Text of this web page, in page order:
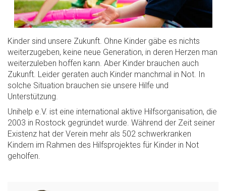
Kinder sind unsere Zukunft. Ohne Kinder gäbe es nichts
weiterzugeben, keine neue Generation, in deren Herzen man
weiterzuleben hoffen kann. Aber Kinder brauchen auch
Zukunft. Leider geraten auch Kinder manchmal in Not. In
solche Situation brauchen sie unsere Hilfe und
Unterstützung.
Unihelp e.V. ist eine international aktive Hilfsorganisation, die
2003 in Rostock gegründet wurde. Während der Zeit seiner
Existenz hat der Verein mehr als 502 schwerkranken
Kindern im Rahmen des Hilfsprojektes für Kinder in Not
geholfen.